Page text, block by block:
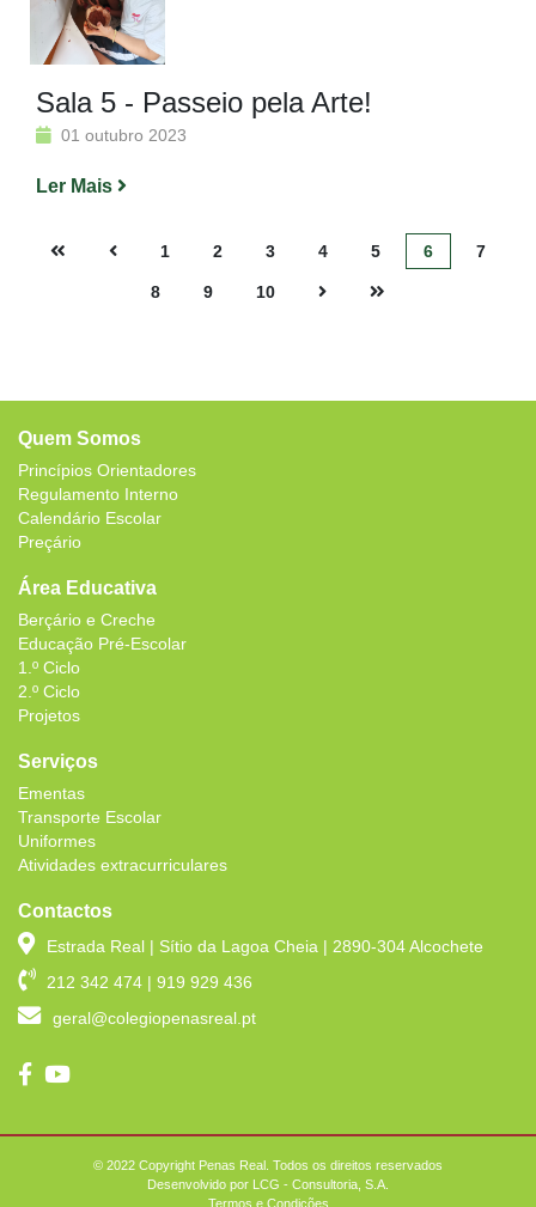
Sala 5 - Passeio pela Arte!
01 outubro 2023
Ler Mais
1 2 3 4 5 6 7
8 9 10
Quem Somos
Princípios Orientadores
Regulamento Interno
Calendário Escolar
Preçário
Área Educativa
Berçário e Creche
Educação Pré-Escolar
1.º Ciclo
2.º Ciclo
Projetos
Serviços
Ementas
Transporte Escolar
Uniformes
Atividades extracurriculares
Contactos
Estrada Real | Sítio da Lagoa Cheia | 2890-304 Alcochete
212 342 474 | 919 929 436
geral@colegiopenasreal.pt
© 2022 Copyright Penas Real. Todos os direitos reservados
Desenvolvido por LCG - Consultoria, S.A.
Termos e Condições